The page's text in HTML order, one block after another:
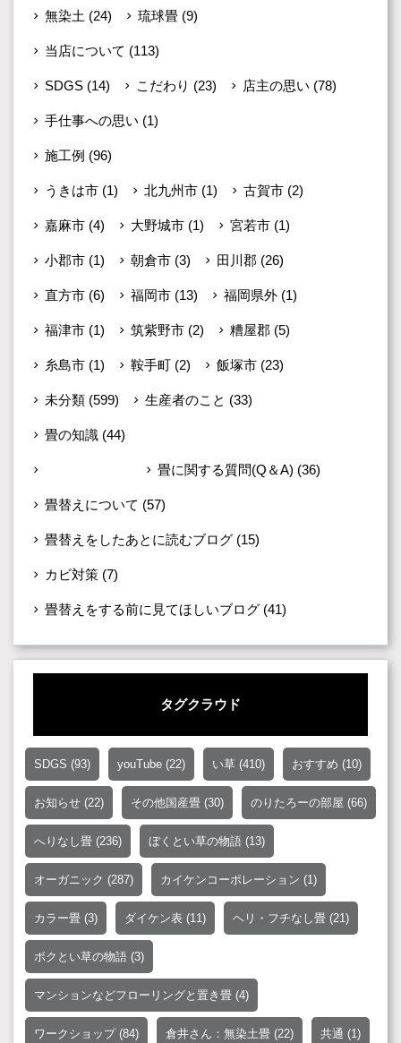
無染土 (24) 琉球畳 (9)
当店について (113)
SDGS (14) こだわり (23) 店主の思い (78)
手仕事への思い (1)
施工例 (96)
うきは市 (1) 北九州市 (1) 古賀市 (2)
嘉麻市 (4) 大野城市 (1) 宮若市 (1)
小郡市 (1) 朝倉市 (3) 田川郡 (26)
直方市 (6) 福岡市 (13) 福岡県外 (1)
福津市 (1) 筑紫野市 (2) 糟屋郡 (5)
糸島市 (1) 鞍手町 (2) 飯塚市 (23)
未分類 (599) 生産者のこと (33)
畳の知識 (44)
畳に関する質問(Q＆A) (36)
畳替えについて (57)
畳替えをしたあとに読むブログ (15)
カビ対策 (7)
畳替えをする前に見てほしいブログ (41)
タグクラウド
SDGS (93) youTube (22) い草 (410) おすすめ (10)
お知らせ (22) その他国産畳 (30) のりたろーの部屋 (66)
へりなし畳 (236) ぼくとい草の物語 (13)
オーガニック (287) カイケンコーポレーション (1)
カラー畳 (3) ダイケン表 (11) ヘリ・フチなし畳 (21)
ボクとい草の物語 (3)
マンションなどフローリングと置き畳 (4)
ワークショップ(84) 倉井さん：無染土畳 (22) 共通 (1)